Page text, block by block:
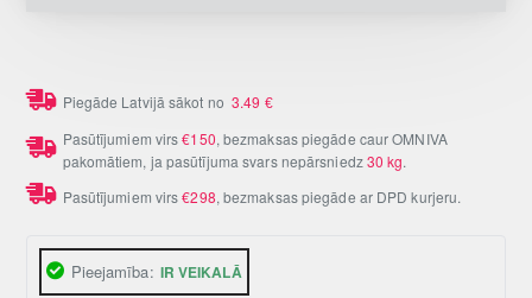
Pieejamība: IR VEIKALĀ
Piegāde Latvijā sākot no3.49 €
Pasūtījumiem virs€150, bezmaksas piegāde caur OMNIVA
pakomātiem, ja pasūtījuma svars nepārsniedz30 kg.
Pasūtījumiem virs€298, bezmaksas piegāde ar DPD kurjeru.